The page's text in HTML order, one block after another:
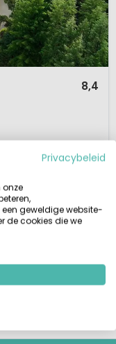
8,4
Kohnenhof. De
vakantiepark gelegen
de Our in het
bij EuroParcs »
Privacybeleid
onze
geweldige website-
de cookies die we